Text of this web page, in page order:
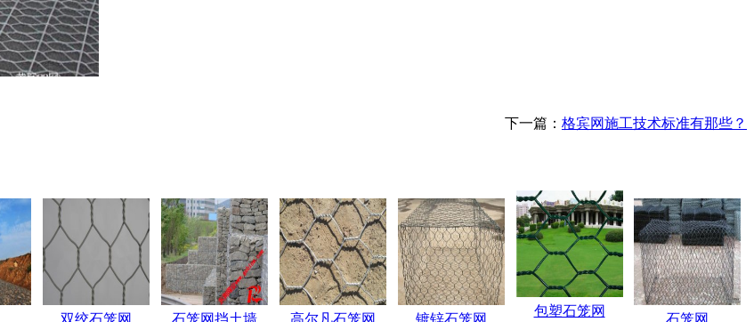
下一篇： 格宾网施工技术标准有那些？
双绞石笼网 石笼网挡土墙 高尔凡石笼网 镀锌石笼网
包塑石笼网
石笼网